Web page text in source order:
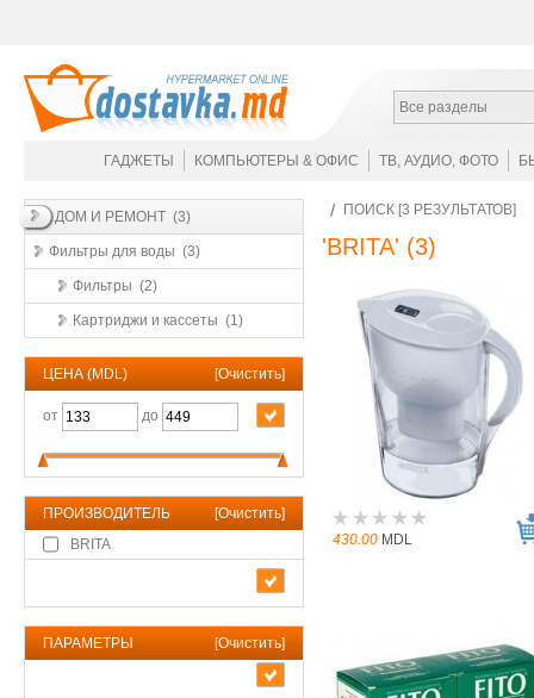
Все разделы
ГАДЖЕТЫ КОМПЬЮТЕРЫ & ОФИС ТВ, АУДИО, ФОТО
ДОМ И РЕМОНТ (3)
Фильтры для воды (3)
Фильтры (2)
Картриджи и кассеты (1)
ЦЕНА (MDL) [Очистить]
от до
ПРОИЗВОДИТЕЛЬ [Очистить]
BRITA
ПАРАМЕТРЫ [Очистить]
ПОИСК [3 РЕЗУЛЬТАТОВ]
'BRITA' (3)
430.00 MDL